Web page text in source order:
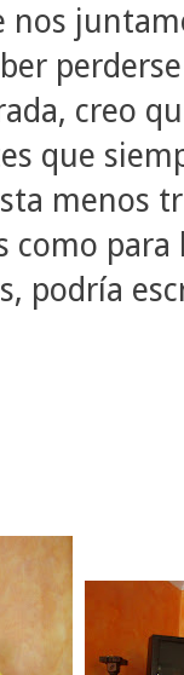
nos
creo
que
menos
como
podría